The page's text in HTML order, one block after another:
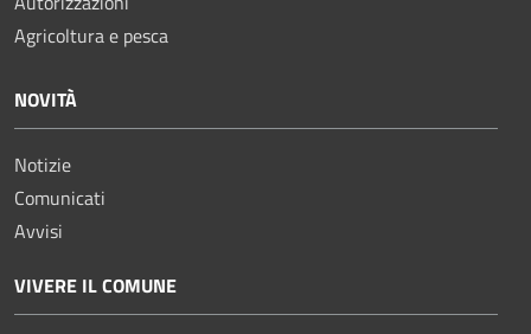
Agricoltura e pesca
NOVITÀ
Notizie
Comunicati
Avvisi
VIVERE IL COMUNE